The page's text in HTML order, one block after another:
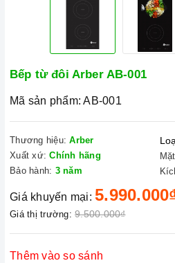
Bếp từ đôi Arber AB-001
Mã sản phẩm: AB-001
Thương hiệu: Arber
Xuất xứ: Chính hãng
Bảo hành: 3 năm
Giá khuyến mại:
Giá thị trường: 9.500.000₫
Thêm vào so sánh